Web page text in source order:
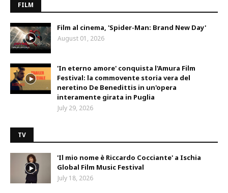
FILM
Film al cinema, 'Spider-Man: Brand New Day'
August 01, 2026
'In eterno amore' conquista l'Amura Film
Festival: la commovente storia vera del
neretino De Benedittis in un'opera
interamente girata in Puglia
July 29, 2026
TV
'Il mio nome è Riccardo Cocciante' a Ischia
Global Film Music Festival
July 18, 2026